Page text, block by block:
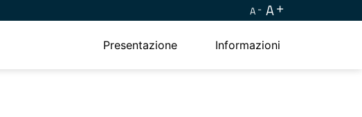
A A
Presentazione Informazioni